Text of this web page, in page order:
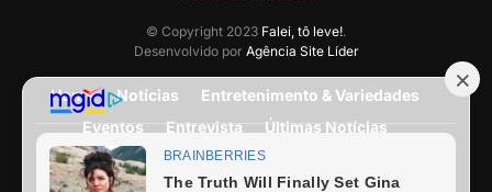
© Copyright 2023 Falei, tô leve!.
Desenvolvido por Agência Site Líder
Home Notícias
Entretenimento & Variedades
Eventos
Entrevista
Últimas Notícias
Anuncie Aqui
Expediente